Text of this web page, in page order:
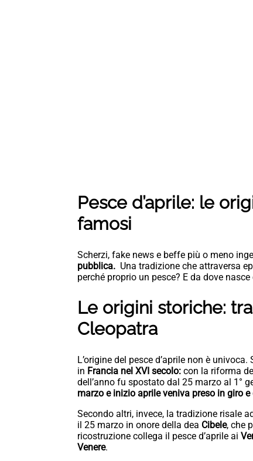
Pesce d’aprile: le
famosi
Scherzi, fake news e beffe più o meno
pubblica. Una tradizione che attraversa
perché proprio un pesce? E da dove
Le origini storiche:
Cleopatra
L’origine del pesce d’aprile non è
in Francia nel XVI secolo: con la riforma
dell’anno fu spostato dal 25 marzo al 1°
marzo e inizio aprile veniva preso in giro e
Secondo altri, invece, la tradizione risale
il 25 marzo in onore della dea Cibele, che
ricostruzione collega il pesce d’aprile ai
Venere.